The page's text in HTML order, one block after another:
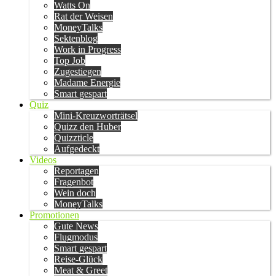
Watts On
Rat der Weisen
MoneyTalks
Sektenblog
Work in Progress
Top Job
Zugestiegen
Madame Energie
Smart gespart
Quiz
Mini-Kreuzworträtsel
Quizz den Huber
Quizzticle
Aufgedeckt
Videos
Reportagen
Fragenbot
Wein doch
MoneyTalks
Promotionen
Gute News
Flugmodus
Smart gespart
Reise-Glück
Meat & Greet